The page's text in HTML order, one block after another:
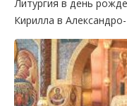
Литургия в день
Кирилла в